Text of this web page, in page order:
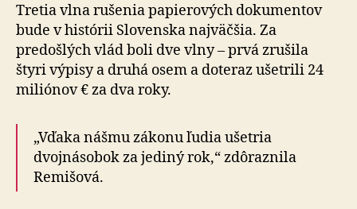
Tretia vlna rušenia papierových dokumentov
bude v histórii Slovenska najväčšia. Za
predošlých vlád boli dve vlny – prvá zrušila
štyri výpisy a druhá osem a doteraz ušetrili 24
miliónov € za dva roky.
„Vďaka nášmu zákonu ľudia ušetria
dvojnásobok za jediný rok,“ zdôraznila
Remišová.